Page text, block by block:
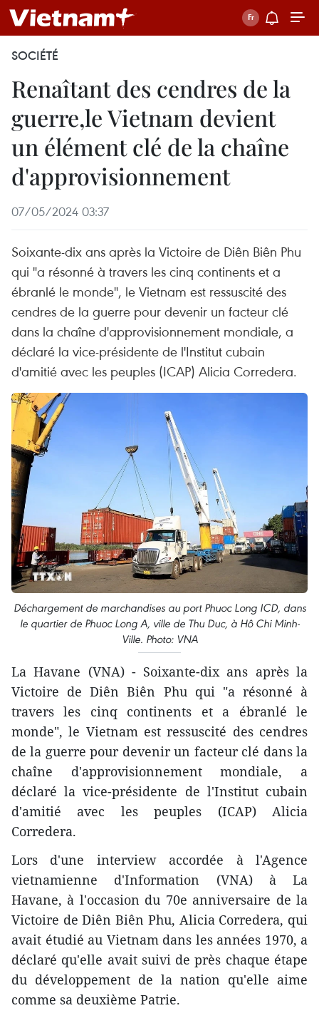
SOCIÉTÉ
Renaîtant des cendres de la
guerre,le Vietnam devient
un élément clé de la chaîne
d'approvisionnement
07/05/2024 03:37
Soixante-dix ans après la Victoire de Diên Biên Phu
qui "a résonné à travers les cinq continents et a
ébranlé le monde", le Vietnam est ressuscité des
cendres de la guerre pour devenir un facteur clé
dans la chaîne d'approvisionnement mondiale, a
déclaré la vice-présidente de l'Institut cubain
d'amitié avec les peuples (ICAP) Alicia Corredera.
Déchargement de marchandises au port Phuoc Long ICD, dans
le quartier de Phuoc Long A, ville de Thu Duc, à Hô Chi Minh-
Ville. Photo: VNA
La Havane (VNA) - Soixante-dix ans après la
Victoire de Diên Biên Phu qui "a résonné à
travers les cinq continents et a ébranlé le
monde", le Vietnam est ressuscité des cendres
de la guerre pour devenir un facteur clé dans la
chaîne d'approvisionnement mondiale, a
déclaré la vice-présidente de l'Institut cubain
d'amitié avec les peuples (ICAP) Alicia
Corredera.
Lors d'une interview accordée à l'Agence
vietnamienne d'Information (VNA) à La
Havane, à l'occasion du 70e anniversaire de la
Victoire de Diên Biên Phu, Alicia Corredera, qui
avait étudié au Vietnam dans les années 1970, a
déclaré qu'elle avait suivi de près chaque étape
du développement de la nation qu'elle aime
comme sa deuxième Patrie.